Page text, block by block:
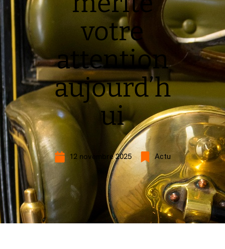
votre
attention
aujourd’h
ui
12 novembre 2025 Actu